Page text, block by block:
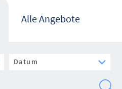
Alle Angebote